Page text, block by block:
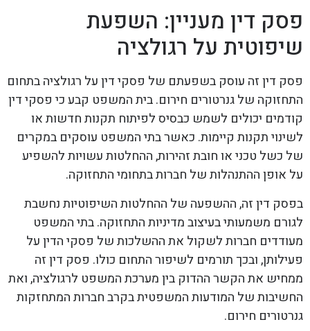
פסק דין מעניין: השפעת
שיפוטית על רגולציה
פסק דין זה עוסק בשפעתם של פסקי דין על רגולציה בתחום
התחזוקה של גנרטורים חירום. בית המשפט קבע כי פסקי דין
קודמים יכולים לשמש כבסיס לפיתוח תקנות חדשות או
לשינוי תקנות קיימות. כאשר בתי המשפט עוסקים במקרים
של כשל טכני או חובת זהירות, ההחלטות עשויות להשפיע
על אופן ההתנהלות של חברות בתחומי התחזוקה.
בפסק דין זה, ההשפעה של ההחלטות השיפוטיות נחשבת
לגורם משמעותי בעיצוב מדיניות התחזוקה. בתי המשפט
מעודדים חברות לשקול את ההשלכות של פסקי הדין על
פעילותן, ובכך תורמים לשיפור התחום כולו. פסק דין זה
ממחיש את הקשר ההדוק בין מערכת המשפט לרגולציה, ואת
החשיבות של המודעות המשפטית בקרב חברות המתחזקות
גנרטורים חירום.